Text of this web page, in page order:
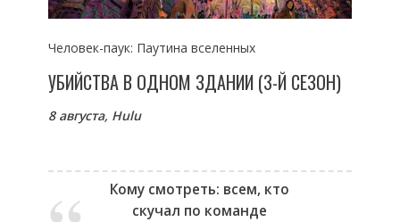
Человек-паук: Паутина вселенных
УБИЙСТВА В ОДНОМ ЗДАНИИ (3-Й СЕЗОН)
8 августа, Hulu
Кому смотреть: всем, кто
скучал по команде